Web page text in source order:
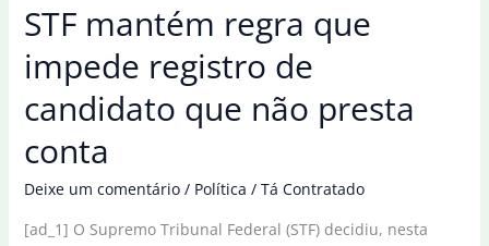
vermelha
junho,
anuncia
STF mantém regra que
impede registro de
candidato que não presta
conta
Deixe um comentário / Política / Tá Contratado
[ad_1] O Supremo Tribunal Federal (STF) decidiu, nesta